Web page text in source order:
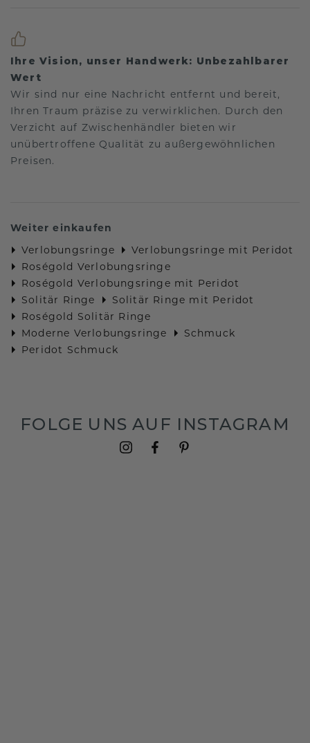
Ihre Vision, unser Handwerk: Unbezahlbarer
Wert
Wir sind nur eine Nachricht entfernt und bereit,
Ihren Traum präzise zu verwirklichen. Durch den
Verzicht auf Zwischenhändler bieten wir
unübertroffene Qualität zu außergewöhnlichen
Preisen.
Weiter einkaufen
Verlobungsringe
Verlobungsringe mit Peridot
Roségold Verlobungsringe
Roségold Verlobungsringe mit Peridot
Solitär Ringe
Solitär Ringe mit Peridot
Roségold Solitär Ringe
Moderne Verlobungsringe
Schmuck
Peridot Schmuck
FOLGE UNS AUF INSTAGRAM